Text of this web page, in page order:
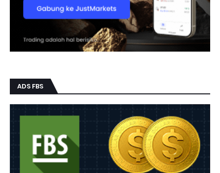
ADS FBS